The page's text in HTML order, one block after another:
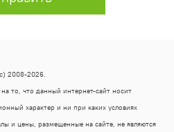
2008-2026.
то, что данный интернет-сайт носит
характер и ни при каких условиях
и цены, размещенные на сайте, не являются